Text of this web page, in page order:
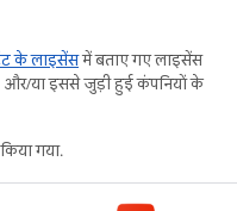
के लाइसेंसमें बताए गए लाइसेंस
या इससे जुड़ी हुई कंपनियों के
गया.